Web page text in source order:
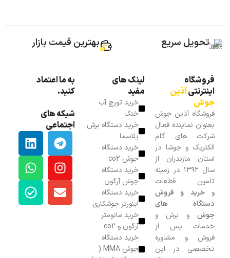
تحویل سریع بهترین قیمت بازار
فروشگاه
اینترنتیآذین
جوش
فروشگاه آذین جوش
بعنوان نماینده فعال
شرکت های گام
الکتریک و جوشا در
استان مازندران از
سال ۱۳۹۲ در زمینه
تامین قطعات
وخرید و فروش
دستگاه های
جوش و برش و
خدمات پس از
فروش و مشاوره
تخصصی در این
لینک های
مفید
خرید تورچ آب
خنک
خرید دستگاه برش
پلاسما
خرید دستگاه
جوش co2
خرید دستگاه
جوش آرگون
خرید دستگاه
اینورتر جوشکاری
خرید مانومتر
آرگون و co2
خرید دستگاه
جوش MMA (
به ما اعتماد
کنید.
شبکه های
اجتماعی